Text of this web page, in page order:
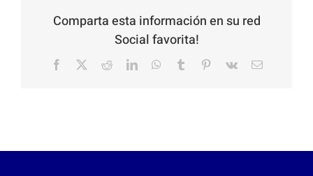
Comparta esta información en su red
Social favorita!
Facebook RedditLinkedInWhatsApp
Tumblr Pinterest
Vk Email